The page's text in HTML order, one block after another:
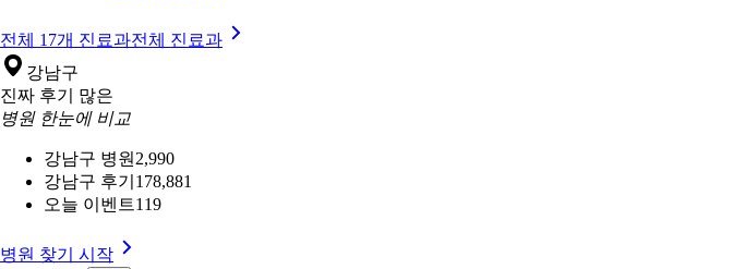
전체 17개 진료과전체 진료과
강남구
진짜 후기 많은
병원 한눈에 비교
강남구 병원 2,990
강남구 후기 178,881
오늘 이벤트119
병원 찾기 시작